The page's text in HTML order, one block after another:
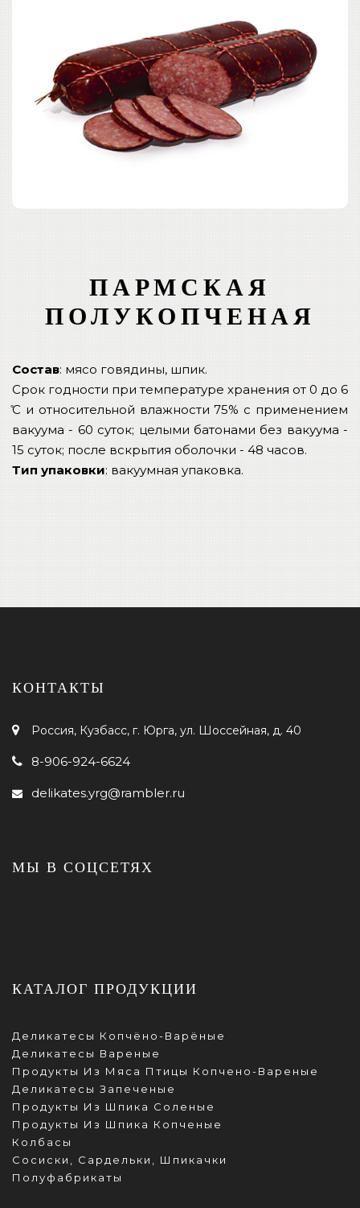
ПАРМСКАЯ
ПОЛУКОПЧЕНАЯ
Состав: мясо говядины, шпик.
Срок годности при температуре хранения от 0 до 6
̊С и относительной влажности 75% с применением
вакуума - 60 суток; целыми батонами без вакуума -
15 суток; после вскрытия оболочки - 48 часов.
Тип упаковки: вакуумная упаковка.
КОНТАКТЫ
Россия, Кузбасс, г. Юрга, ул. Шоссейная, д. 40
8-906-924-6624
delikates.yrg@rambler.ru
МЫ В СОЦСЕТЯХ
КАТАЛОГ ПРОДУКЦИИ
Деликатесы Копчёно-Варёные
Деликатесы Вареные
Продукты Из Мяса Птицы Копчено-Вареные
Деликатесы Запеченые
Продукты Из Шпика Соленые
Продукты Из Шпика Копченые
Колбасы
Сосиски, Сардельки, Шпикачки
Полуфабрикаты